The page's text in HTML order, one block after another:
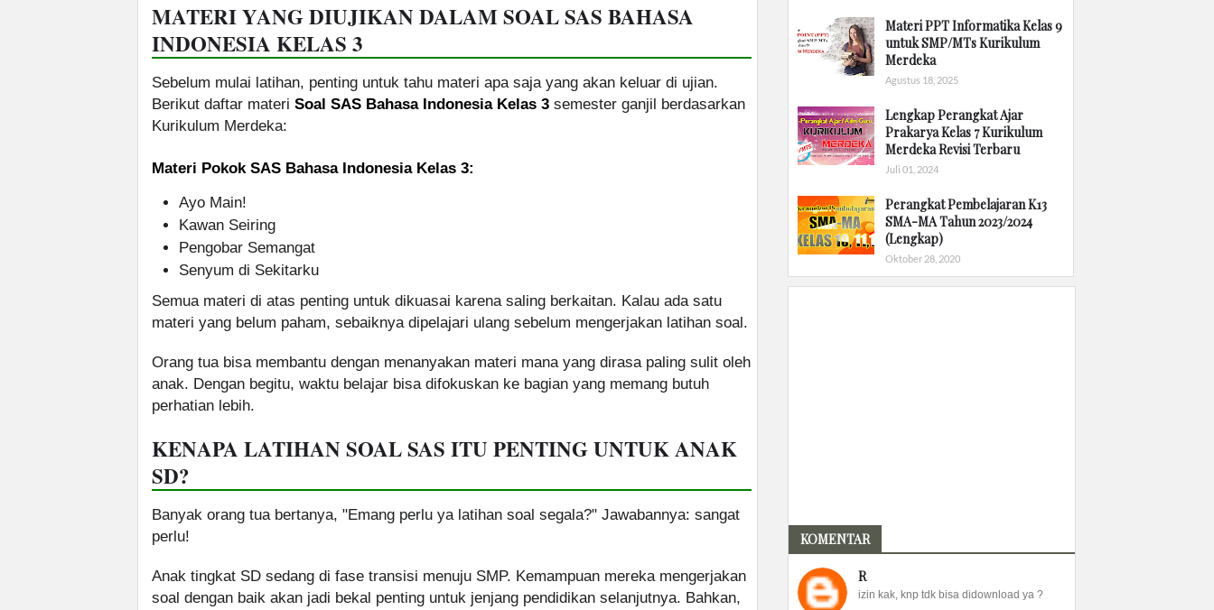
MATERI YANG DIUJIKAN DALAM SOAL SAS BAHASA
INDONESIA KELAS 3
Sebelum mulai latihan, penting untuk tahu materi apa saja yang akan keluar di ujian.
Berikut daftar materi Soal SAS Bahasa Indonesia Kelas 3 semester ganjil berdasarkan
Kurikulum Merdeka:
Materi Pokok SAS Bahasa Indonesia Kelas 3:
Ayo Main!
Kawan Seiring
Pengobar Semangat
Senyum di Sekitarku
Semua materi di atas penting untuk dikuasai karena saling berkaitan. Kalau ada satu
materi yang belum paham, sebaiknya dipelajari ulang sebelum mengerjakan latihan soal.
Orang tua bisa membantu dengan menanyakan materi mana yang dirasa paling sulit oleh
anak. Dengan begitu, waktu belajar bisa difokuskan ke bagian yang memang butuh
perhatian lebih.
KENAPA LATIHAN SOAL SAS ITU PENTING UNTUK ANAK
SD?
Banyak orang tua bertanya, "Emang perlu ya latihan soal segala?" Jawabannya: sangat
perlu!
Anak tingkat SD sedang di fase transisi menuju SMP. Kemampuan mereka mengerjakan
soal dengan baik akan jadi bekal penting untuk jenjang pendidikan selanjutnya. Bahkan,
Materi PPT Informatika Kelas 9
untuk SMP/MTs Kurikulum
Merdeka
Agustus 18, 2025
Lengkap Perangkat Ajar
Prakarya Kelas 7 Kurikulum
Merdeka Revisi Terbaru
Juli 01, 2024
Perangkat Pembelajaran K13
SMA-MA Tahun 2023/2024
(Lengkap)
Oktober 28, 2020
KOMENTAR
R
izin kak, knp tdk bisa didownload ya ?